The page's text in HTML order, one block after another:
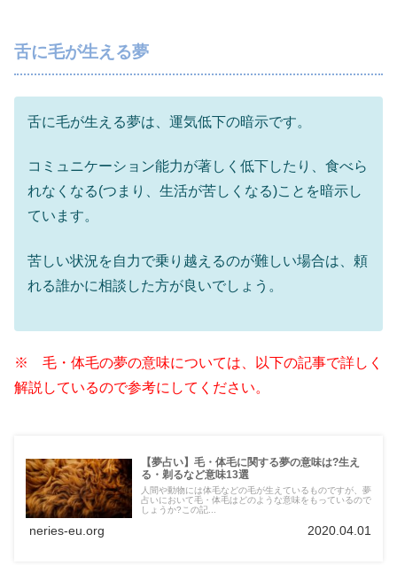
舌に毛が生える夢
舌に毛が生える夢は、運気低下の暗示です。
コミュニケーション能力が著しく低下したり、食べら
れなくなる(つまり、生活が苦しくなる)ことを暗示し
ています。
苦しい状況を自力で乗り越えるのが難しい場合は、頼
れる誰かに相談した方が良いでしょう。
※ 毛・体毛の夢の意味については、以下の記事で詳しく
解説しているので参考にしてください。
【夢占い】毛・体毛に関する夢の意味は?生え
る・剃るなど意味13選
人間や動物には体毛などの毛が生えているものですが、夢
占いにおいて毛・体毛はどのような意味をもっているので
しょうか?この記...
neries-eu.org 2020.04.01